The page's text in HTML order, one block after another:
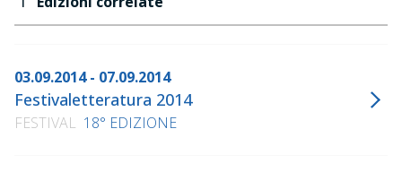
03.09.2014 - 07.09.2014
Festivaletteratura 2014
FESTIVAL 18° EDIZIONE